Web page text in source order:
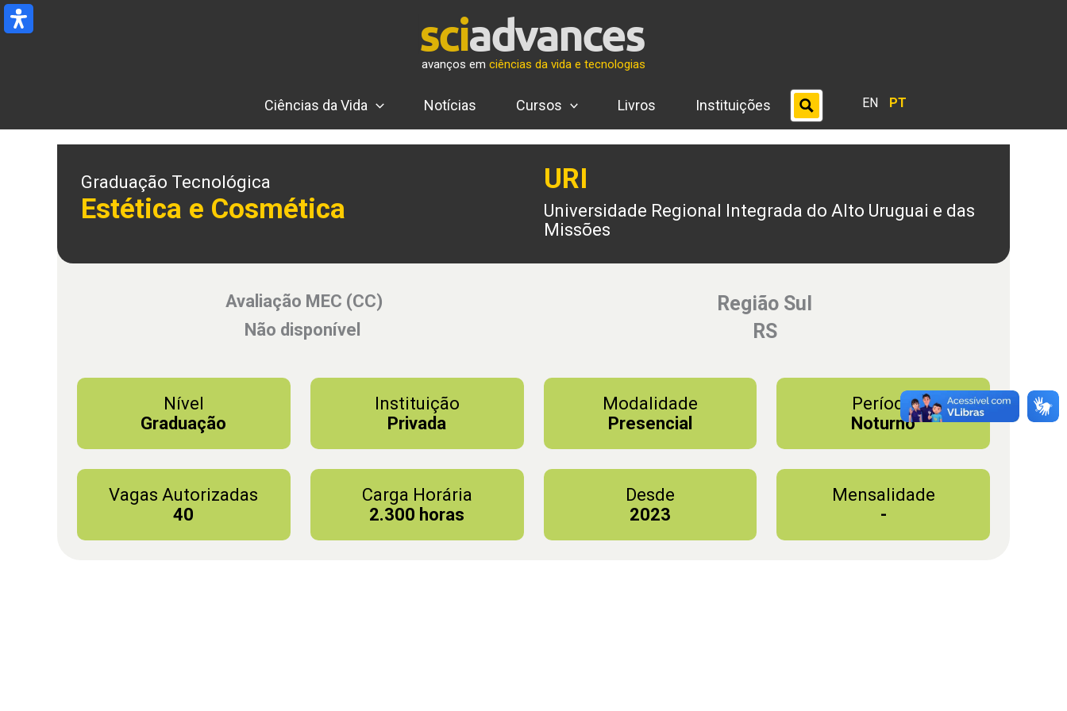
Ir
para
avanços em ciências da vida e tecnologias
Ciências da Vida Notícias Cursos Livros Instituições EN PT
Graduação Tecnológica
Estética e Cosmética
URI
Universidade Regional Integrada do Alto Uruguai e das
Missões
Avaliação MEC (CC)
Não disponível
Região Sul
RS
Nível
Graduação
Instituição
Privada
Modalidade
Presencial
Período
Noturno
Vagas Autorizadas
40
Carga Horária
2.300 horas
Desde
2023
Mensalidade
-